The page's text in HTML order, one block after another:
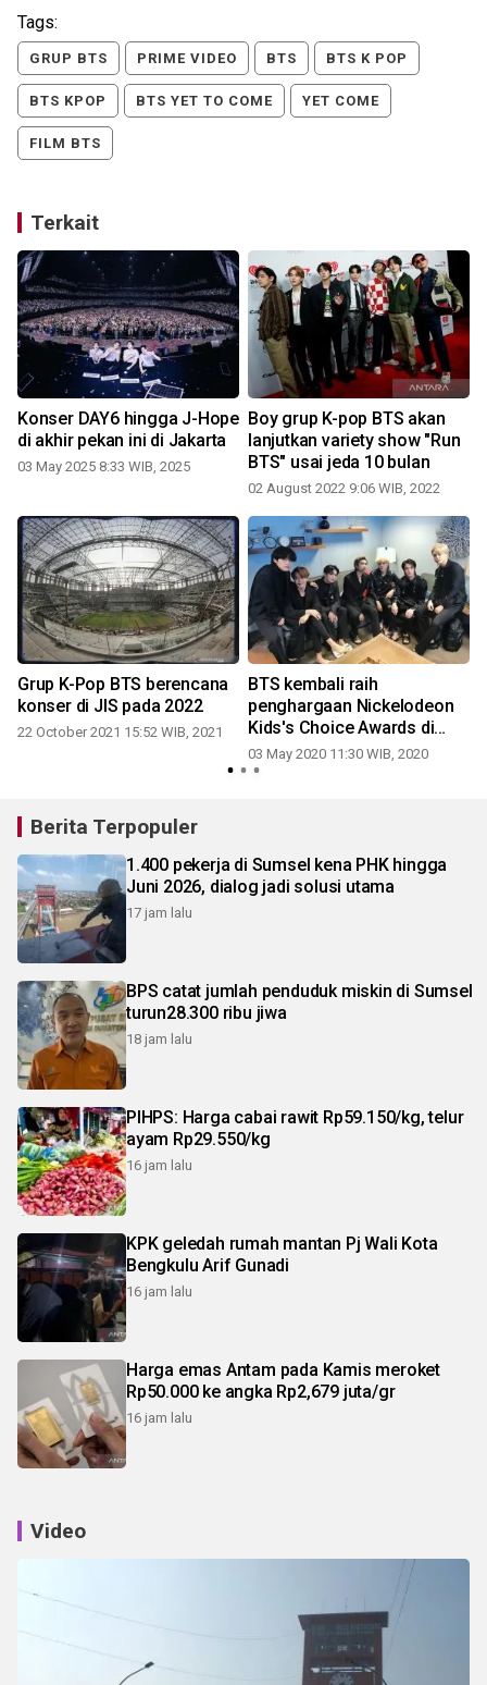
Tags:
GRUP BTS PRIME VIDEO BTS BTS K POP
BTS KPOP BTS YET TO COME YET COME
FILM BTS
Terkait
Konser DAY6 hingga J-Hope
di akhir pekan ini di Jakarta
03 May 2025 8:33 WIB, 2025
Boy grup K-pop BTS akan
lanjutkan variety show "Run
BTS" usai jeda 10 bulan
02 August 2022 9:06 WIB, 2022
Grup K-Pop BTS berencana
konser di JIS pada 2022
22 October 2021 15:52 WIB, 2021
BTS kembali raih
penghargaan Nickelodeon
Kids's Choice Awards di
Amerika Serikat
03 May 2020 11:30 WIB, 2020
Berita Terpopuler
1.400 pekerja di Sumsel kena PHK hingga
Juni 2026, dialog jadi solusi utama
17 jam lalu
BPS catat jumlah penduduk miskin di Sumsel
turun28.300 ribu jiwa
18 jam lalu
PIHPS: Harga cabai rawit Rp59.150/kg, telur
ayam Rp29.550/kg
16 jam lalu
KPK geledah rumah mantan Pj Wali Kota
Bengkulu Arif Gunadi
16 jam lalu
Harga emas Antam pada Kamis meroket
Rp50.000 ke angka Rp2,679 juta/gr
16 jam lalu
Video